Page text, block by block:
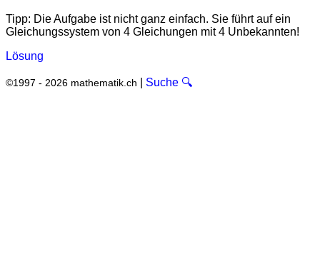
Tipp: Die Aufgabe ist nicht ganz einfach. Sie führt auf ein
Gleichungssystem von 4 Gleichungen mit 4 Unbekannten!
Lösung
©1997 - 2026 mathematik.ch Suche 🔍